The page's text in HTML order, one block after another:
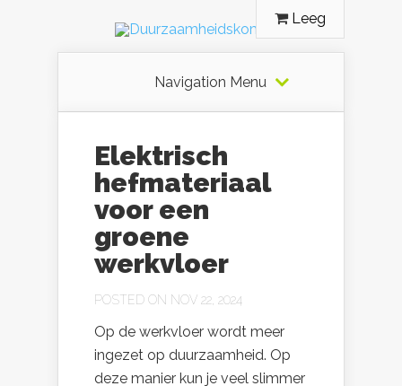
Leeg
Navigation Menu
Elektrisch
hefmateriaal
voor een
groene
werkvloer
POSTED ON NOV 22, 2024
Op de werkvloer wordt meer
ingezet op duurzaamheid. Op
deze manier kun je veel slimmer